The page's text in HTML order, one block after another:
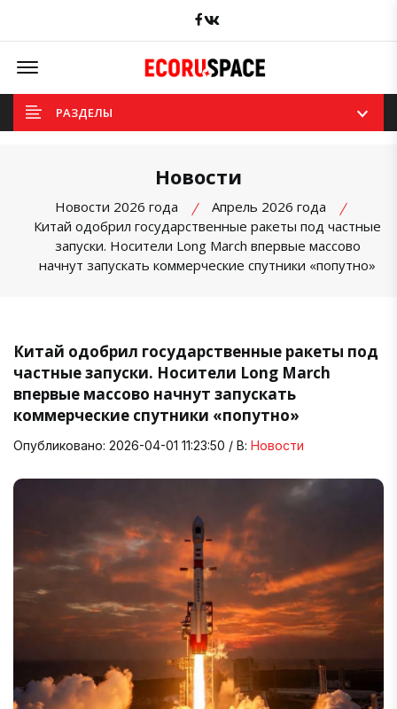
Facebook
Offcanvas Menu Open
РАЗДЕЛЫ
Новости
Новости 2026 года
Апрель 2026 года
Китай одобрил государственные ракеты под частные
запуски. Носители Long March впервые массово
начнут запускать коммерческие спутники «попутно»
Китай одобрил государственные ракеты под
частные запуски. Носители Long March
впервые массово начнут запускать
коммерческие спутники «попутно»
Опубликовано: 2026-04-01 11:23:50 / В: Новости